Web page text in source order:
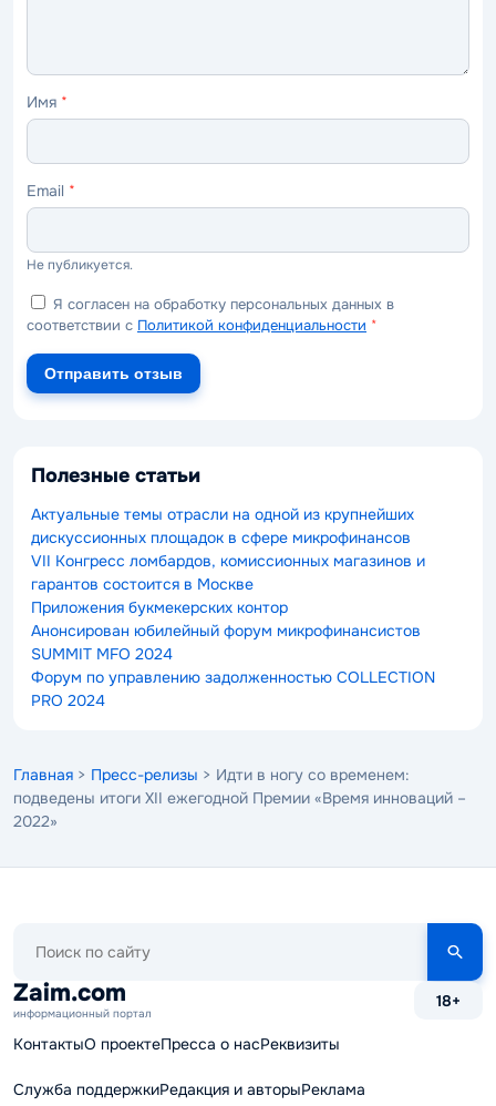
Имя *
Email *
Не публикуется.
Я согласен на обработку персональных данных в
соответствии с Политикой конфиденциальности *
Отправить отзыв
Полезные статьи
Актуальные темы отрасли на одной из крупнейших
дискуссионных площадок в сфере микрофинансов
VII Конгресс ломбардов, комиссионных магазинов и
гарантов состоится в Москве
Приложения букмекерских контор
Анонсирован юбилейный форум микрофинансистов
SUMMIT MFO 2024
Форум по управлению задолженностью COLLECTION
PRO 2024
Главная > Пресс-релизы > Идти в ногу со временем:
подведены итоги XII ежегодной Премии «Время инноваций –
2022»
сайту
Zaim.com
информационный портал
18+
КонтактыО проектеПресса о насРеквизиты
Служба поддержкиРедакция и авторыРеклама